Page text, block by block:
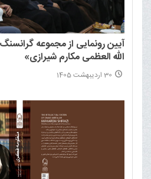
آیین رونمایی از مجموعه
الله العظمی مکارم شیرازی»
30 اردیبهشت 1405